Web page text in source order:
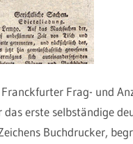
Frag- und
das erste selbständige
Buchdrucker,